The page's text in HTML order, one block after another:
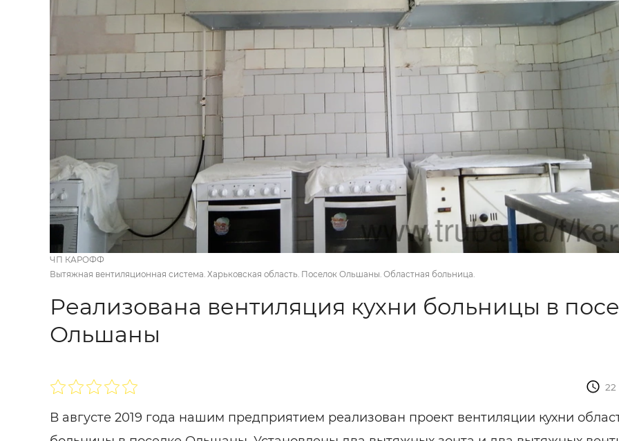
ЧП КАРОФФ
Вытяжная вентиляционная система. Харьковская область. Поселок Ольшаны. Областная больница.
Реализована вентиляция кухни больницы в
Ольшаны
22
В августе 2019 года нашим предприятием реализован проект вентиляции кухни